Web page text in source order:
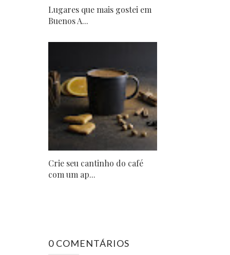
Lugares que mais gostei em
Buenos A...
Crie seu cantinho do café
com um ap...
0 COMENTÁRIOS